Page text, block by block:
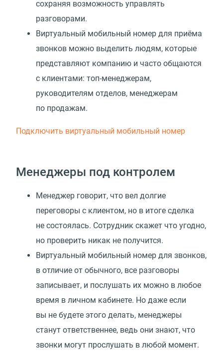
сохраняя возможность управлять
разговорами.
Виртуальный мобильный номер для приёма
звонков можно выделить людям, которые
представляют компанию и часто общаются
с клиентами: топ-менеджерам,
руководителям отделов, менеджерам
по продажам.
Подключить виртуальный мобильный номер
Менеджеры под контролем
Менеджер говорит, что вел долгие
переговоры с клиентом, но в итоге сделка
не состоялась. Сотрудник скажет что угодно,
но проверить никак не получится.
Виртуальный мобильный номер для звонков,
в отличие от обычного, все разговоры
записывает, и послушать их можно в любое
время в личном кабинете. Но даже если
вы не будете этого делать, менеджеры
станут ответственнее, ведь они знают, что
звонки могут прослушать в любой момент.